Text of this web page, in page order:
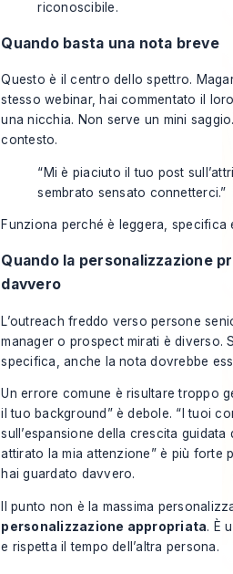
riconoscibile.
Quando basta una nota breve
Questo è il centro dello spettro.
stesso webinar, hai commentato il
una nicchia. Non serve un mini
contesto.
“Mi è piaciuto il tuo post
sembrato sensato connetterci.”
Funziona perché è leggera, specifica
Quando la personalizzazione
davvero
L’outreach freddo verso persone
manager o prospect mirati è diverso.
specifica, anche la nota dovrebbe
Un errore comune è risultare troppo
il tuo background” è debole. “I tuoi
sull’espansione della crescita guidata
attirato la mia attenzione” è più forte
hai guardato davvero.
Il punto non è la massima
personalizzazione appropriata. È
e rispetta il tempo dell’altra persona.